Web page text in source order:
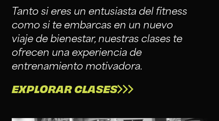
Tanto si eres un entusiasta del fitness
como si te embarcas en un nuevo
viaje de bienestar, nuestras clases te
ofrecen una experiencia de
entrenamiento motivadora.
EXPLORAR CLASES